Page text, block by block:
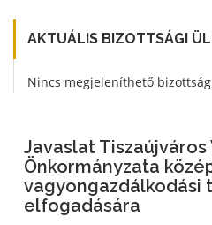
AKTUÁLIS BIZOTTSÁGI
Nincs megjeleníthető
Javaslat Tiszaújváros
Önkormányzata
vagyongazdálkodási
elfogadására